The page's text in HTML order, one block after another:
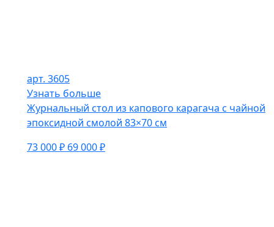
арт. 3605
Узнать больше
Журнальный стол из капового карагача с чайной
эпоксидной смолой 83×70 см
73 000 ₽ 69 000 ₽